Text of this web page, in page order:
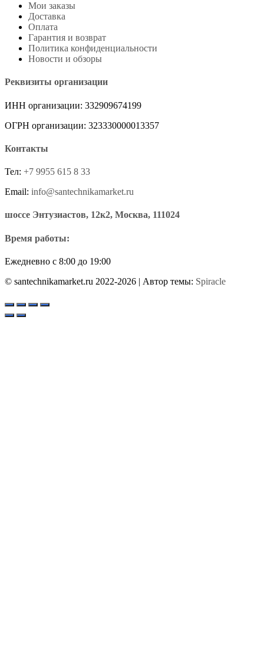
Мои заказы
Доставка
Оплата
Гарантия и возврат
Политика конфиденциальности
Новости и обзоры
Реквизиты организации
ИНН организации: 332909674199
ОГРН организации: 323330000013357
Контакты
Тел: +7 9955 615 8 33
Email: info@santechnikamarket.ru
шоссе Энтузиастов, 12к2, Москва, 111024
Время работы:
Ежедневно с 8:00 до 19:00
© santechnikamarket.ru 2022-2026 | Автор темы: Spiracle